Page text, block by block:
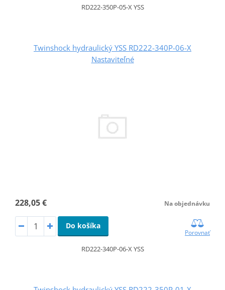
RD222-350P-05-X YSS
Twinshock hydraulický YSS RD222-340P-06-X
Nastaviteľné
228,05 € Na objednávku
Do košíka
Porovnať
RD222-340P-06-X YSS